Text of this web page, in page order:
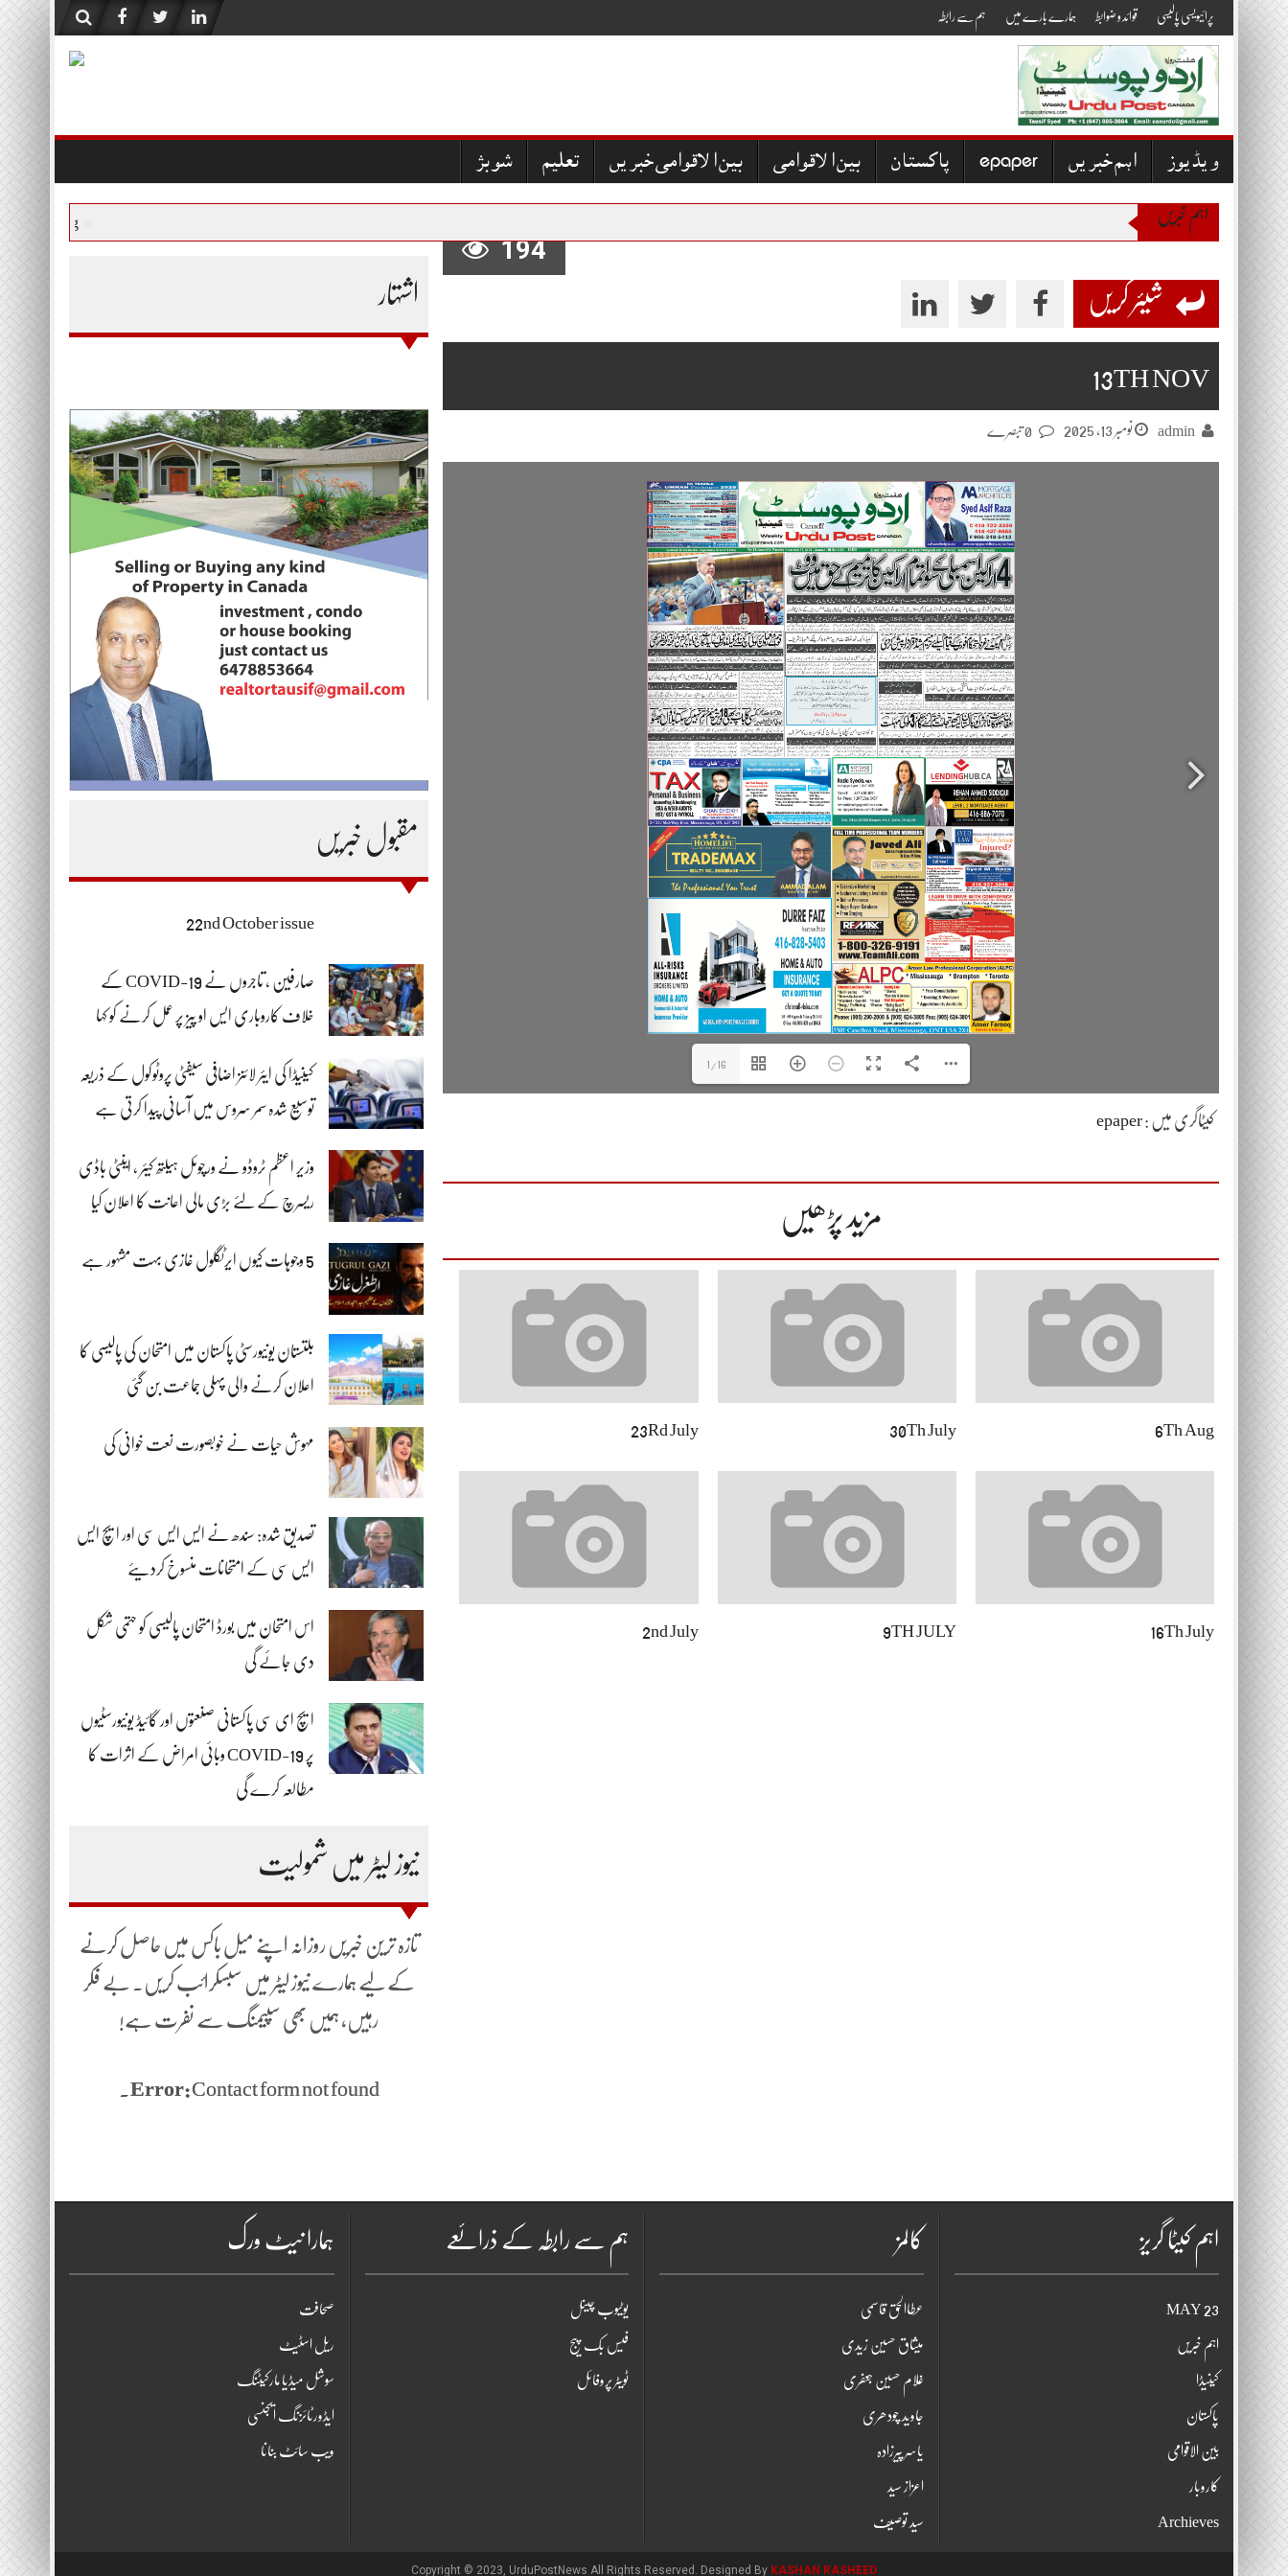
content
پرائیویسی پالیسی قوائد و ضوابط ہمارے بارے میں ہم سے رابطہ
ویڈیوز اہم خبریں epaper پاکستان بین الاقوامی بین الاقوامی خبریں تعلیم شوبز
اہم خبریں 6Th Aug
اشتہار
مقبول خبریں
22nd October issue
صارفین ، تاجروں نے COVID-19 کے
خلاف کاروباری ایس او پیز پر عمل کرنے کو کہا
کینیڈا کی ایئر لائنز اضافی سیفٹی پروٹوکول کے ذریعہ
توسیع شدہ سمر سروس میں آسانی پیدا کرتی ہے
وزیر اعظم ٹروڈو نے ورچوئل ہیلتھ کیئر ، اینٹی باڈی
ریسرچ کے لئے بڑی مالی اعانت کا اعلان کیا
5 وجوہات کیوں ایرٹگلول غازی بہت مشہور ہے
بلتستان یونیورسٹی پاکستان میں امتحان کی پالیسی کا
اعلان کرنے والی پہلی جماعت بن گئی
مہوش حیات نے خوبصورت نعت خوانی کی
تصدیق شدہ: سندھ نے ایس ایس سی اور ایچ ایس
ایس سی کے امتحانات منسوخ کردیئے
اس امتحان میں بورڈ امتحان پالیسی کو حتمی شکل
دی جائے گی
ایچ ای سی پاکستانی صنعتوں اور گائیڈ یونیورسٹیوں
پر COVID-19 وبائی امراض کے اثرات کا
مطالعہ کرے گی
نیوز لیٹر میں شمولیت
تازہ ترین خبریں روزانہ اپنے میل باکس میں حاصل کرنے
کے لیے ہمارے نیوز لیٹر میں سبسکرائب کریں۔ بے فکر
رہیں، ہمیں بھی سپیمنگ سے نفرت ہے!
Error:Contact form not found.
194
شیئر کریں
13TH NOV
admin نومبر 13, 2025
1/16
کیٹاگری میں :epaper
مزید پڑھیں
6Th Aug
30Th July
23Rd July
16Th July
9TH JULY
2nd July
ہمارا نیٹ ورک
صحافت
ریل اسٹیٹ
سوشل میڈیا مارکیٹنگ
ایڈورٹائزنگ ایجنسی
ویب سائٹ بنانا
ہم سے رابطہ کے ذرائعے
یوٹیوب چینل
فیس بک پیج
ٹویٹر پروفائل
کالمز
عطاالحق قاسمی
میثاق حسین زیدی
غلام حسین جعفری
جاوید چودھری
یاسر پیرزادہ
اعزاز سید
سید توصیف
اہم کیٹا گریز
23 MAY
اہم خبریں
کینیڈا
پاکستان
بین الاقوامی
کاروبار
Archieves
Copyright © 2023, UrduPostNews All Rights Reserved. Designed By KASHAN RASHEED